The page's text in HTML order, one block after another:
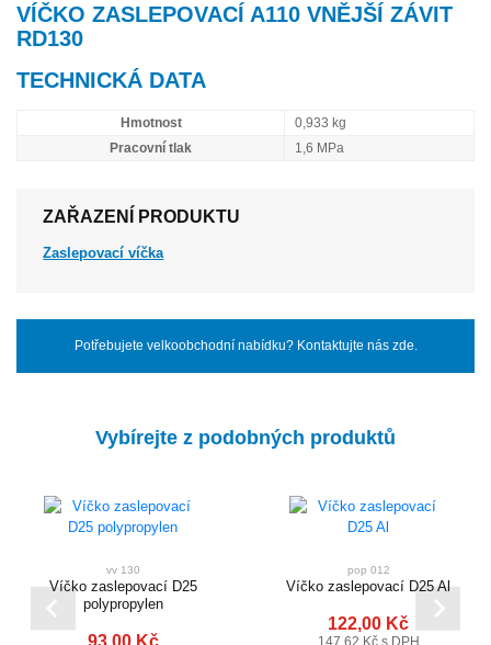
VÍČKO ZASLEPOVACÍ A110 VNĚJŠÍ ZÁVIT
RD130
TECHNICKÁ DATA
Hmotnost
0,933 kg
Pracovní tlak
1,6 MPa
ZAŘAZENÍ PRODUKTU
Zaslepovací víčka
Potřebujete velkoobchodní nabídku? Kontaktujte nás zde.
Vybírejte z podobných produktů
vv 130
Víčko zaslepovací D25
polypropylen
93,00 Kč
pop 012
Víčko zaslepovací D25 Al
122,00 Kč